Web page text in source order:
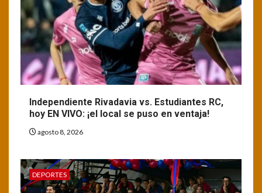
Independiente Rivadavia vs. Estudiantes RC,
hoy EN VIVO: ¡el local se puso en ventaja!
agosto 8, 2026
DEPORTES